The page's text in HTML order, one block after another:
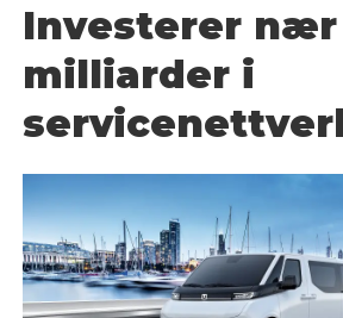
Investerer nær
milliarder i